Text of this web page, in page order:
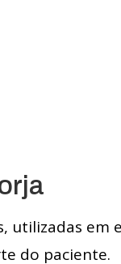
utilizadas em
do paciente.